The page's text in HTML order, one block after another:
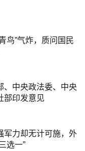
鸟”气炸，质问国民
、中央政法委、中央
部印发意见
军力却无计可施，外
选一”